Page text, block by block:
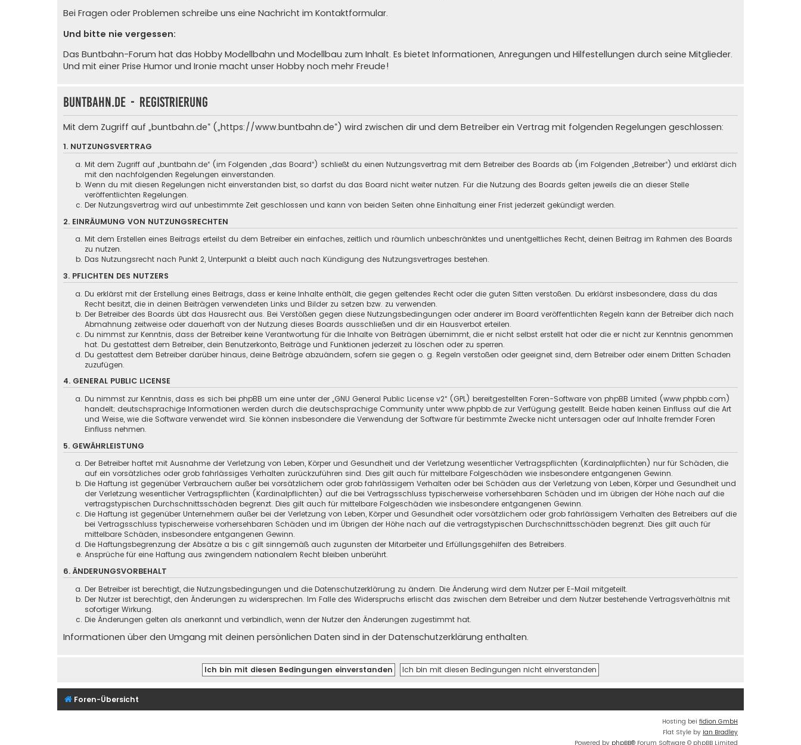
Bei Fragen oder Problemen schreibe uns eine Nachricht im Kontaktformular.
Und bitte nie vergessen:
Das Buntbahn-Forum hat das Hobby Modellbahn und Modellbau zum Inhalt. Es bietet Informationen, Anregungen und Hilfestellungen durch seine Mitglieder.
Und mit einer Prise Humor und Ironie macht unser Hobby noch mehr Freude!
buntbahn.de - Registrierung
Mit dem Zugriff auf „buntbahn.de“ („https://www.buntbahn.de“) wird zwischen dir und dem Betreiber ein Vertrag mit folgenden Regelungen geschlossen:
1. NUTZUNGSVERTRAG
Mit dem Zugriff auf „buntbahn.de“ (im Folgenden „das Board“) schließt du einen Nutzungsvertrag mit dem Betreiber des Boards ab (im Folgenden „Betreiber“) und erklärst dich
mit den nachfolgenden Regelungen einverstanden.
Wenn du mit diesen Regelungen nicht einverstanden bist, so darfst du das Board nicht weiter nutzen. Für die Nutzung des Boards gelten jeweils die an dieser Stelle
veröffentlichten Regelungen.
Der Nutzungsvertrag wird auf unbestimmte Zeit geschlossen und kann von beiden Seiten ohne Einhaltung einer Frist jederzeit gekündigt werden.
2. EINRÄUMUNG VON NUTZUNGSRECHTEN
Mit dem Erstellen eines Beitrags erteilst du dem Betreiber ein einfaches, zeitlich und räumlich unbeschränktes und unentgeltliches Recht, deinen Beitrag im Rahmen des Boards
zu nutzen.
Das Nutzungsrecht nach Punkt 2, Unterpunkt a bleibt auch nach Kündigung des Nutzungsvertrages bestehen.
3. PFLICHTEN DES NUTZERS
Du erklärst mit der Erstellung eines Beitrags, dass er keine Inhalte enthält, die gegen geltendes Recht oder die guten Sitten verstoßen. Du erklärst insbesondere, dass du das
Recht besitzt, die in deinen Beiträgen verwendeten Links und Bilder zu setzen bzw. zu verwenden.
Der Betreiber des Boards übt das Hausrecht aus. Bei Verstößen gegen diese Nutzungsbedingungen oder anderer im Board veröffentlichten Regeln kann der Betreiber dich nach
Abmahnung zeitweise oder dauerhaft von der Nutzung dieses Boards ausschließen und dir ein Hausverbot erteilen.
Du nimmst zur Kenntnis, dass der Betreiber keine Verantwortung für die Inhalte von Beiträgen übernimmt, die er nicht selbst erstellt hat oder die er nicht zur Kenntnis genommen
hat. Du gestattest dem Betreiber, dein Benutzerkonto, Beiträge und Funktionen jederzeit zu löschen oder zu sperren.
Du gestattest dem Betreiber darüber hinaus, deine Beiträge abzuändern, sofern sie gegen o. g. Regeln verstoßen oder geeignet sind, dem Betreiber oder einem Dritten Schaden
zuzufügen.
4. GENERAL PUBLIC LICENSE
Du nimmst zur Kenntnis, dass es sich bei phpBB um eine unter der „GNU General Public License v2“ (GPL) bereitgestellten Foren-Software von phpBB Limited (www.phpbb.com)
handelt; deutschsprachige Informationen werden durch die deutschsprachige Community unter www.phpbb.de zur Verfügung gestellt. Beide haben keinen Einfluss auf die Art
und Weise, wie die Software verwendet wird. Sie können insbesondere die Verwendung der Software für bestimmte Zwecke nicht untersagen oder auf Inhalte fremder Foren
Einfluss nehmen.
5. GEWÄHRLEISTUNG
Der Betreiber haftet mit Ausnahme der Verletzung von Leben, Körper und Gesundheit und der Verletzung wesentlicher Vertragspflichten (Kardinalpflichten) nur für Schäden, die
auf ein vorsätzliches oder grob fahrlässiges Verhalten zurückzuführen sind. Dies gilt auch für mittelbare Folgeschäden wie insbesondere entgangenen Gewinn.
Die Haftung ist gegenüber Verbrauchern außer bei vorsätzlichem oder grob fahrlässigem Verhalten oder bei Schäden aus der Verletzung von Leben, Körper und Gesundheit und
der Verletzung wesentlicher Vertragspflichten (Kardinalpflichten) auf die bei Vertragsschluss typischerweise vorhersehbaren Schäden und im übrigen der Höhe nach auf die
vertragstypischen Durchschnittsschäden begrenzt. Dies gilt auch für mittelbare Folgeschäden wie insbesondere entgangenen Gewinn.
Die Haftung ist gegenüber Unternehmern außer bei der Verletzung von Leben, Körper und Gesundheit oder vorsätzlichem oder grob fahrlässigem Verhalten des Betreibers auf die
bei Vertragsschluss typischerweise vorhersehbaren Schäden und im Übrigen der Höhe nach auf die vertragstypischen Durchschnittsschäden begrenzt. Dies gilt auch für
mittelbare Schäden, insbesondere entgangenen Gewinn.
Die Haftungsbegrenzung der Absätze a bis c gilt sinngemäß auch zugunsten der Mitarbeiter und Erfüllungsgehilfen des Betreibers.
Ansprüche für eine Haftung aus zwingendem nationalem Recht bleiben unberührt.
6. ÄNDERUNGSVORBEHALT
Der Betreiber ist berechtigt, die Nutzungsbedingungen und die Datenschutzerklärung zu ändern. Die Änderung wird dem Nutzer per E-Mail mitgeteilt.
Der Nutzer ist berechtigt, den Änderungen zu widersprechen. Im Falle des Widerspruchs erlischt das zwischen dem Betreiber und dem Nutzer bestehende Vertragsverhältnis mit
sofortiger Wirkung.
Die Änderungen gelten als anerkannt und verbindlich, wenn der Nutzer den Änderungen zugestimmt hat.
Informationen über den Umgang mit deinen persönlichen Daten sind in der Datenschutzerklärung enthalten.
Foren-Übersicht
Hosting bei fidion GmbH
Flat Style by Ian Bradley
Powered by phpBB® Forum Software © phpBB Limited